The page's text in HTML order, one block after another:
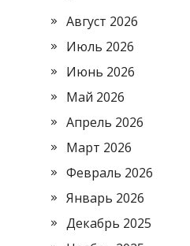
Август 2026
Июль 2026
Июнь 2026
Май 2026
Апрель 2026
Март 2026
Февраль 2026
Январь 2026
Декабрь 2025